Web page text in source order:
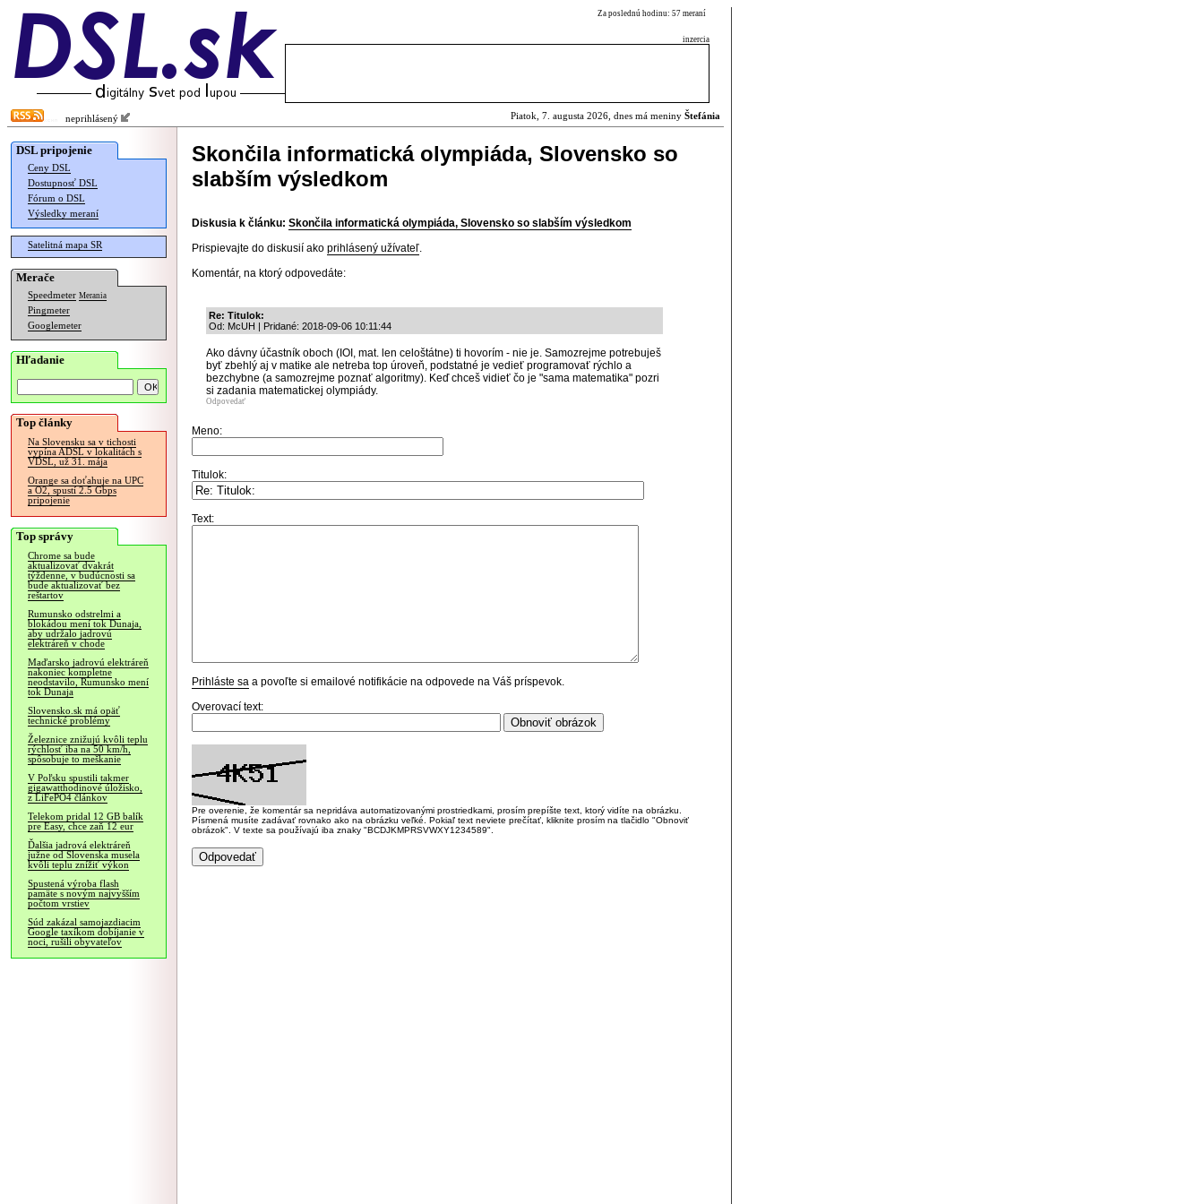
Za poslednú hodinu: 57 meraní
inzercia
neprihlásený Piatok, 7. augusta 2026, dnes má meniny Štefánia
DSL pripojenie
Ceny DSL
Dostupnosť DSL
Fórum o DSL
Výsledky meraní
Satelitná mapa SR
Merače
Speedmeter Merania
Pingmeter
Googlemeter
Hľadanie
Top články
Na Slovensku sa v tichosti
vypína ADSL v lokalitách s
VDSL, už 31. mája
Orange sa doťahuje na UPC
a O2, spustí 2.5 Gbps
pripojenie
Top správy
Chrome sa bude
aktualizovať dvakrát
týždenne, v budúcnosti sa
bude aktualizovať bez
reštartov
Rumunsko odstrelmi a
blokádou mení tok Dunaja,
aby udržalo jadrovú
elektráreň v chode
Maďarsko jadrovú elektráreň
nakoniec kompletne
neodstavilo, Rumunsko mení
tok Dunaja
Slovensko.sk má opäť
technické problémy
Železnice znižujú kvôli teplu
rýchlosť iba na 50 km/h,
spôsobuje to meškanie
V Poľsku spustili takmer
gigawatthodinové úložisko,
z LiFePO4 článkov
Telekom pridal 12 GB balík
pre Easy, chce zaň 12 eur
Ďalšia jadrová elektráreň
južne od Slovenska musela
kvôli teplu znížiť výkon
Spustená výroba flash
pamäte s novým najvyšším
počtom vrstiev
Súd zakázal samojazdiacim
Google taxíkom dobíjanie v
noci, rušili obyvateľov
Skončila informatická olympiáda, Slovensko so
slabším výsledkom
Diskusia k článku: Skončila informatická olympiáda, Slovensko so slabším výsledkom
Prispievajte do diskusií ako prihlásený užívateľ.
Komentár, na ktorý odpovedáte:
Re: Titulok:
Od: McUH | Pridané: 2018-09-06 10:11:44
Ako dávny účastník oboch (IOI, mat. len celoštátne) ti hovorím - nie je. Samozrejme potrebuješ
byť zbehlý aj v matike ale netreba top úroveň, podstatné je vedieť programovať rýchlo a
bezchybne (a samozrejme poznať algoritmy). Keď chceš vidieť čo je "sama matematika" pozri
si zadania matematickej olympiády.
Odpovedať
Meno:
Titulok:
Text:
Prihláste sa a povoľte si emailové notifikácie na odpovede na Váš príspevok.
Overovací text:
Pre overenie, že komentár sa nepridáva automatizovanými prostriedkami, prosím prepíšte text, ktorý vidíte na obrázku.
Písmená musíte zadávať rovnako ako na obrázku veľké. Pokiaľ text neviete prečítať, kliknite prosím na tlačidlo "Obnoviť
obrázok". V texte sa používajú iba znaky "BCDJKMPRSVWXY1234589".